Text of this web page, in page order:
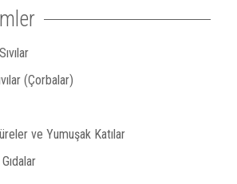
(Çorbalar)
ve Yumuşak Katılar